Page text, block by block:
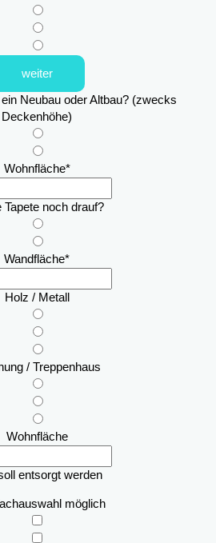
weiter
Neubau oder Altbau? (zwecks
Deckenhöhe)
Wohnfläche*
Tapete noch drauf?
Wandfläche*
Holz / Metall
/ Treppenhaus
Wohnfläche
entsorgt werden
möglich